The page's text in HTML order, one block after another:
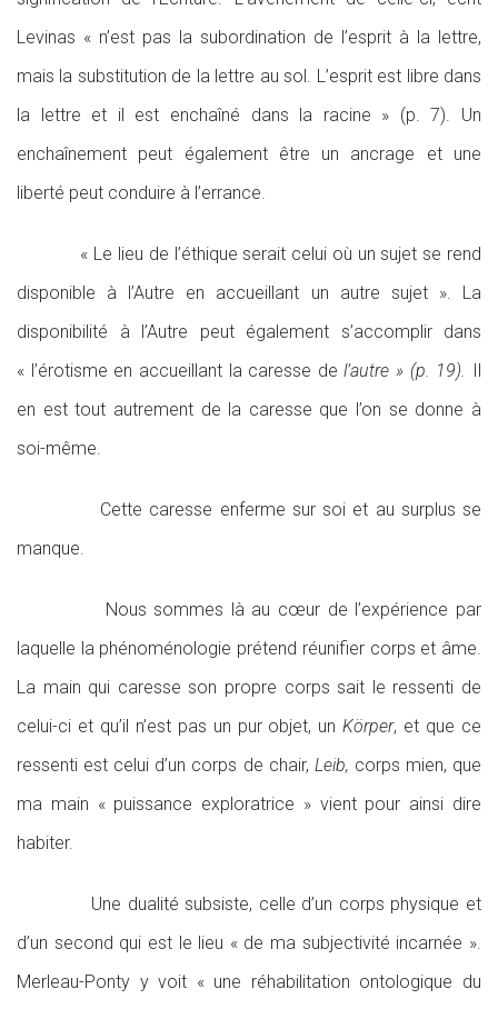
Levinas « n’est pas la subordination de l’esprit à la lettre,
mais la substitution de la lettre au sol. L’esprit est libre dans
la lettre et il est enchaîné dans la racine » (p. 7). Un
enchaînement peut également être un ancrage et une
liberté peut conduire à l’errance.
« Le lieu de l’éthique serait celui où un sujet se rend
disponible à l’Autre en accueillant un autre sujet ». La
disponibilité à l’Autre peut également s’accomplir dans
« l’érotisme en accueillant la caresse del’autre » (p. 19). Il
en est tout autrement de la caresse que l’on se donne à
soi-même.
Cette caresse enferme sur soi et au surplus se
manque.
Nous sommes là au cœur de l’expérience par
laquelle la phénoménologie prétend réunifier corps et âme.
La main qui caresse son propre corps sait le ressenti de
celui-ci et qu’il n’est pas un pur objet, unKörper, et que ce
ressenti est celui d’un corps de chair, Leib, corps mien, que
ma main « puissance exploratrice » vient pour ainsi dire
habiter.
Une dualité subsiste, celle d’un corps physique et
d’un second qui est le lieu « de ma subjectivité incarnée ».
Merleau-Ponty y voit « une réhabilitation ontologique du